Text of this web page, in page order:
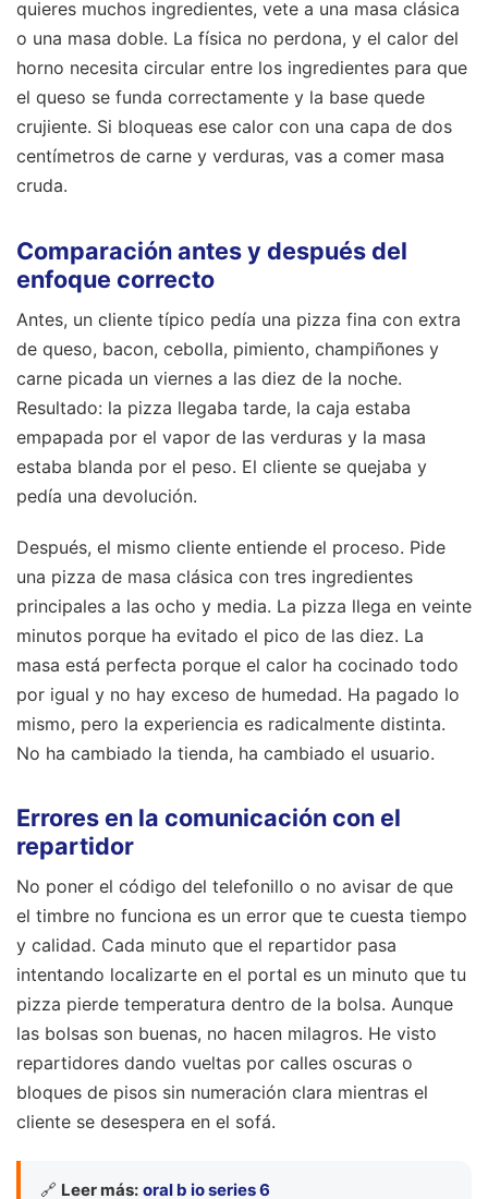
quieres muchos ingredientes, vete a una masa clásica
o una masa doble. La física no perdona, y el calor del
horno necesita circular entre los ingredientes para que
el queso se funda correctamente y la base quede
crujiente. Si bloqueas ese calor con una capa de dos
centímetros de carne y verduras, vas a comer masa
cruda.
Comparación antes y después del
enfoque correcto
Antes, un cliente típico pedía una pizza fina con extra
de queso, bacon, cebolla, pimiento, champiñones y
carne picada un viernes a las diez de la noche.
Resultado: la pizza llegaba tarde, la caja estaba
empapada por el vapor de las verduras y la masa
estaba blanda por el peso. El cliente se quejaba y
pedía una devolución.
Después, el mismo cliente entiende el proceso. Pide
una pizza de masa clásica con tres ingredientes
principales a las ocho y media. La pizza llega en veinte
minutos porque ha evitado el pico de las diez. La
masa está perfecta porque el calor ha cocinado todo
por igual y no hay exceso de humedad. Ha pagado lo
mismo, pero la experiencia es radicalmente distinta.
No ha cambiado la tienda, ha cambiado el usuario.
Errores en la comunicación con el
repartidor
No poner el código del telefonillo o no avisar de que
el timbre no funciona es un error que te cuesta tiempo
y calidad. Cada minuto que el repartidor pasa
intentando localizarte en el portal es un minuto que tu
pizza pierde temperatura dentro de la bolsa. Aunque
las bolsas son buenas, no hacen milagros. He visto
repartidores dando vueltas por calles oscuras o
bloques de pisos sin numeración clara mientras el
cliente se desespera en el sofá.
🔗 Leer más: oral b io series 6